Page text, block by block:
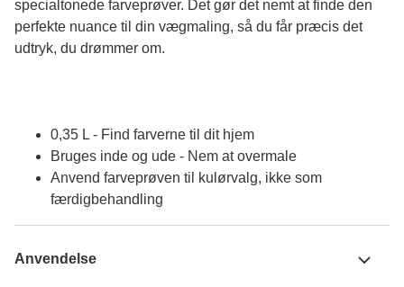
specialtonede farveprøver. Det gør det nemt at finde den
perfekte nuance til din vægmaling, så du får præcis det
udtryk, du drømmer om.
0,35 L - Find farverne til dit hjem
Bruges inde og ude - Nem at overmale
Anvend farveprøven til kulørvalg, ikke som
færdigbehandling
Anvendelse